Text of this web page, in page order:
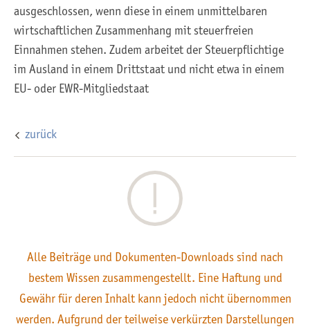
ausgeschlossen, wenn diese in einem unmittelbaren
wirtschaftlichen Zusammenhang mit steuerfreien
Einnahmen stehen. Zudem arbeitet der Steuerpflichtige
im Ausland in einem Drittstaat und nicht etwa in einem
EU- oder EWR-Mitgliedstaat
zurück
Alle Beiträge und Dokumenten-Downloads sind nach
bestem Wissen zusammengestellt. Eine Haftung und
Gewähr für deren Inhalt kann jedoch nicht übernommen
werden. Aufgrund der teilweise verkürzten Darstellungen